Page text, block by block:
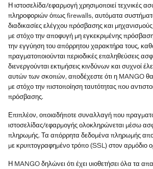
Η ιστοσελίδα/εφαρμογή χρησιμοποιεί τεχνικές
πληροφοριών όπως firewalls, αυτόματα
διαδικασίες ελέγχου πρόσβασης και
με στόχο την αποφυγή μη εγκεκριμένης
την εγγύηση του απόρρητου χαρακτήρα τους,
πραγματοποιούνται περιοδικές επαληθεύσεις
διενεργούνται εκτιμήσεις κινδύνων και συχνοί
αυτών των σκοπών, αποδέχεστε ότι η MANGO
με στόχο την πιστοποίηση ταυτότητας που
πρόσβασης.
Επιπλέον, οποιαδήποτε συναλλαγή που
ιστοσελίδας/εφαρμογής ολοκληρώνεται μέσω
πληρωμής. Τα απόρρητα δεδομένα πληρωμής
με κρυπτογραφημένο τρόπο (SSL) στον αρμόδιο
Η MANGO δηλώνει ότι έχει υιοθετήσει όλα τα